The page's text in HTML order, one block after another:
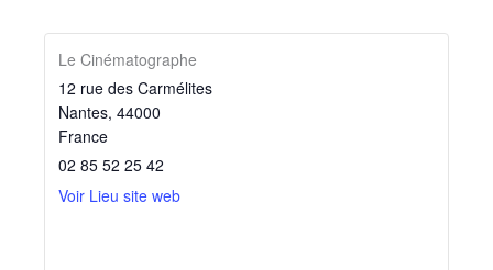
Le Cinématographe
12 rue des Carmélites
Nantes, 44000
France
02 85 52 25 42
Voir Lieu site web